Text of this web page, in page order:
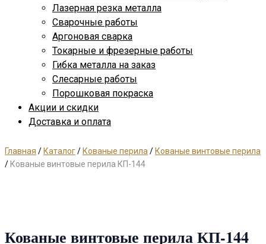
Лазерная резка металла
Сварочные работы
Аргоновая сварка
Токарные и фрезерные работы
Гибка металла на заказ
Слесарные работы
Порошковая покраска
Акции и скидки
Доставка и оплата
Главная / Каталог/ Кованые перила / Кованые винтовые перила
/ Кованые винтовые перила КП-144
Кованые винтовые перила КП-144